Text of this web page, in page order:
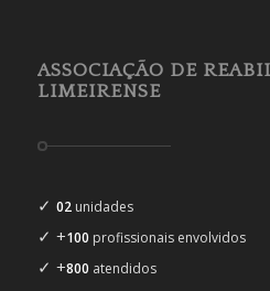
ASSOCIAÇÃO DE
LIMEIRENSE
✓ 02unidades
✓ +100 profissionais envolvidos
✓ +800 atendidos